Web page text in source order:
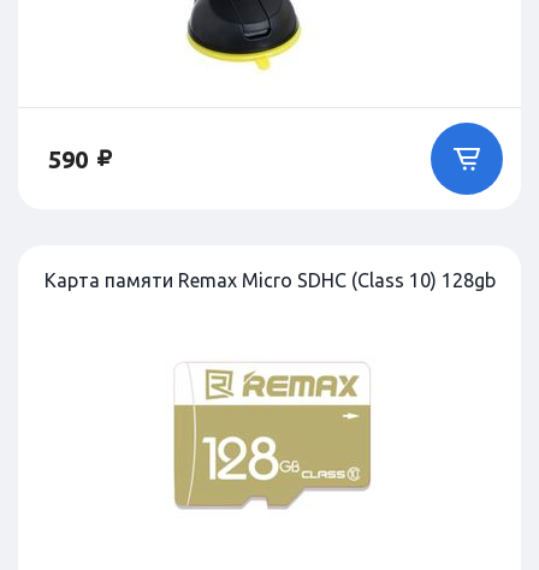
590
Карта памяти Remax Micro SDHC (Class 10) 128gb